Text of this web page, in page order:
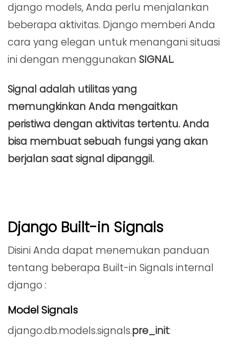
django models, Anda perlu menjalankan
beberapa aktivitas. Django memberi Anda
cara yang elegan untuk menangani situasi
ini dengan menggunakan SIGNAL.
Signal adalah utilitas yang
memungkinkan Anda mengaitkan
peristiwa dengan aktivitas tertentu. Anda
bisa membuat sebuah fungsi yang akan
berjalan saat signal dipanggil.
Django Built-in Signals
Disini Anda dapat menemukan panduan
tentang beberapa Built-in Signals internal
django :
Model Signals
django.db.models.signals.pre_init: